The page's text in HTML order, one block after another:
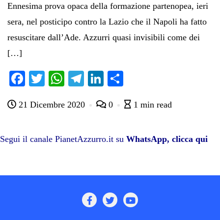
Ennesima prova opaca della formazione partenopea, ieri
sera, nel posticipo contro la Lazio che il Napoli ha fatto
resuscitare dall’Ade. Azzurri quasi invisibili come dei
[…]
Fa
bo
T
tte
W
ts
pp
Te
gr
m
Li
ed di
di
21 Dicembre 2020 0 1 min read
Segui il canale PianetAzzurro.it su WhatsApp, clicca qui